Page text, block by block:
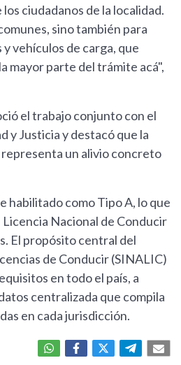
ciudadanos de la localidad.
sino también para
vehículos de carga, que
mayor parte del trámite acá",
el trabajo conjunto con el
y Justicia y destacó que la
un alivio concreto
habilitado como Tipo A, lo que
Nacional de Conducir
El propósito central del
de Conducir (SINALIC)
en todo el país, a
centralizada que compila
en cada jurisdicción.